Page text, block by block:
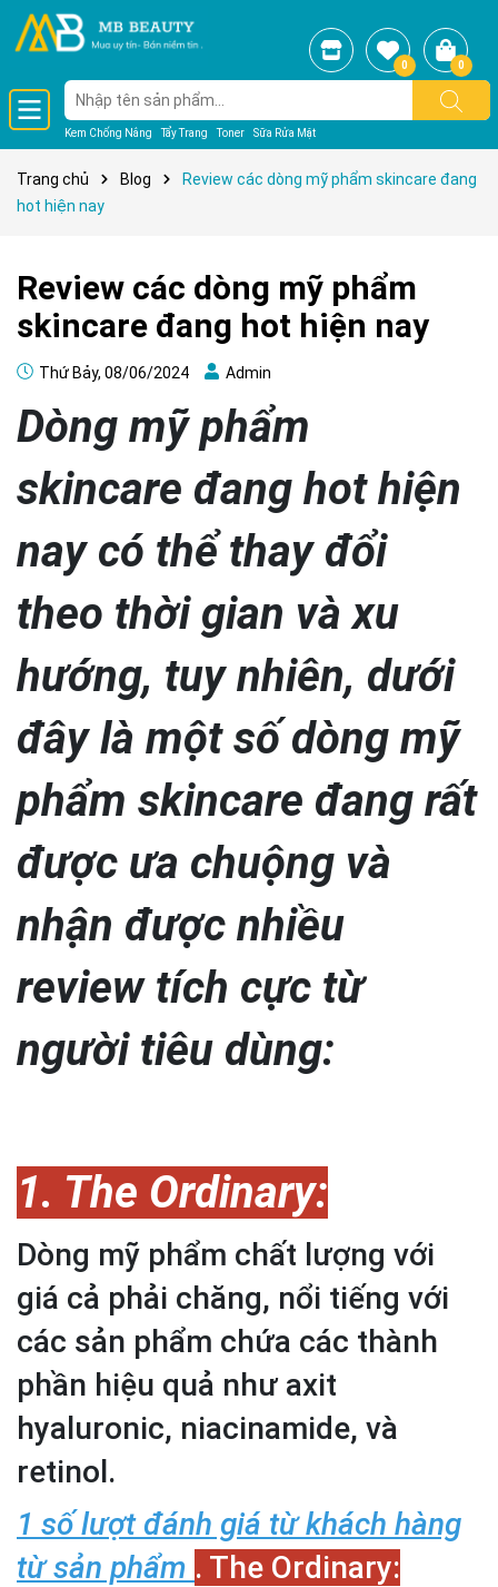
Kem Chống Nắng Tẩy Trang Toner Sữa Rửa Mặt
0 0
Trang chủ Blog
Review các dòng mỹ phẩm skincare đang
hot hiện nay
Review các dòng mỹ phẩm
skincare đang hot hiện nay
Thứ Bảy, 08/06/2024 Admin
Dòng mỹ phẩm
skincare đang hot hiện
nay có thể thay đổi
theo thời gian và xu
hướng, tuy nhiên, dưới
đây là một số dòng mỹ
phẩm skincare đang rất
được ưa chuộng và
nhận được nhiều
review tích cực từ
người tiêu dùng:
1. The Ordinary:
Dòng mỹ phẩm chất lượng với
giá cả phải chăng, nổi tiếng với
các sản phẩm chứa các thành
phần hiệu quả như axit
hyaluronic, niacinamide, và
retinol.
1 số lượt đánh giá từ khách hàng
từ sản phẩm . The Ordinary: